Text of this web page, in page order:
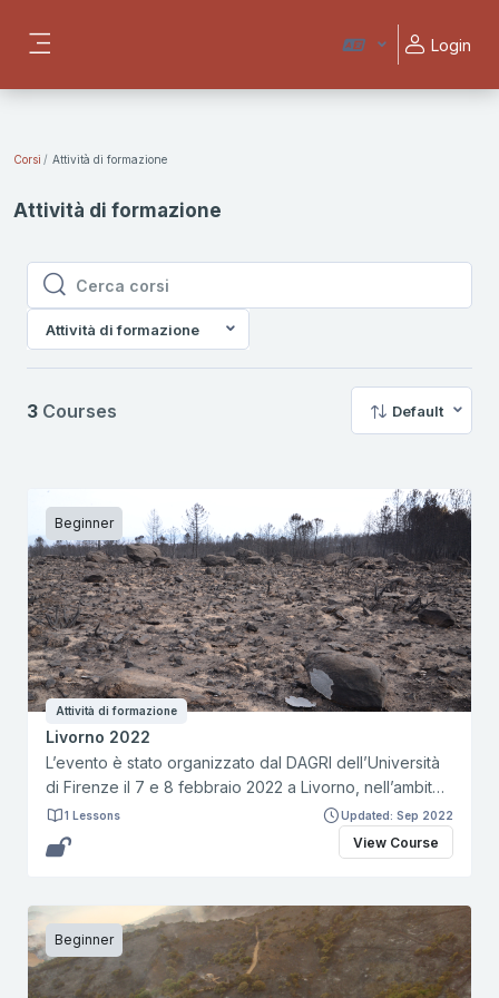
Login
Corsi Attività di formazione
Attività di formazione
Cerca corsi
Cerca corsi
Attività di formazione
3 Courses Default
Beginner
Attività di formazione
Livorno 2022
L’evento è stato organizzato dal DAGRI dell’Università
di Firenze il 7 e 8 febbraio 2022 a Livorno, nell’ambito
delle attività di scambio di esperienze tra partner del
progetto MED-Star. Gli interventi presenti nella
registrazione si alternano come segue: Sessione della
Marchi, Università di Firenze e Sandro Pieroni -
Regione Toscana / Paola Pasquinelli - Regione
Toscana: Corso analista di sala / Giacomo Pacini -
Regione Toscana: Analisi meteo e bollettini AIB
1 Lessons Updated: Sep 2022
View Course
Beginner